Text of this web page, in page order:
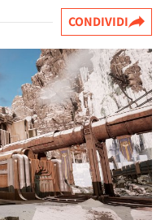
CONDIVIDI